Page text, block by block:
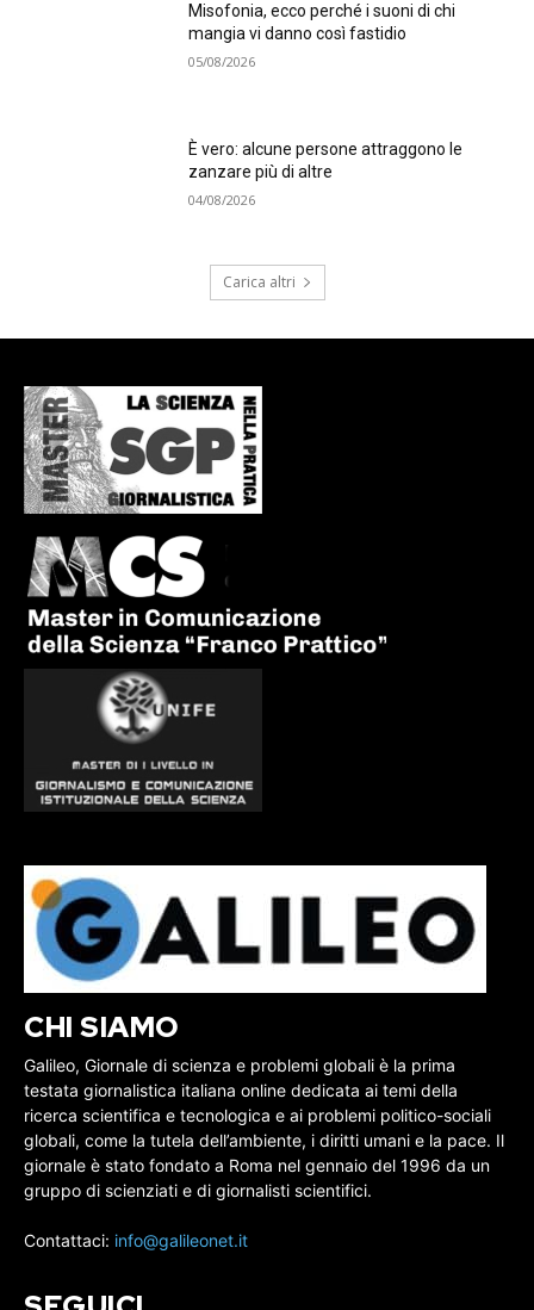
Misofonia, ecco perché i suoni di chi
mangia vi danno così fastidio
05/08/2026
È vero: alcune persone attraggono le
zanzare più di altre
04/08/2026
Carica altri
CHI SIAMO
Galileo, Giornale di scienza e problemi globali è la prima
testata giornalistica italiana online dedicata ai temi della
ricerca scientifica e tecnologica e ai problemi politico-sociali
globali, come la tutela dell’ambiente, i diritti umani e la pace. Il
giornale è stato fondato a Roma nel gennaio del 1996 da un
gruppo di scienziati e di giornalisti scientifici.
Contattaci: info@galileonet.it